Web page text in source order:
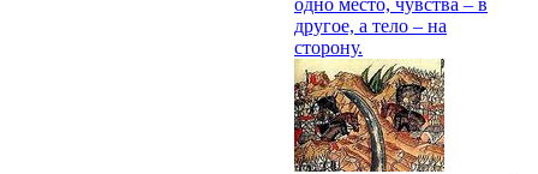
другое, а тело – на
сторону.